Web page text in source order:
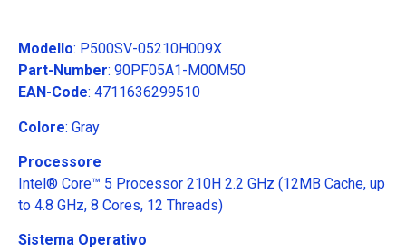
Modello: P500SV-05210H009X
Part-Number: 90PF05A1-M00M50
EAN-Code: 4711636299510
Colore: Gray
Processore
Intel® Core™ 5 Processor 210H 2.2 GHz (12MB Cache, up
to 4.8 GHz, 8 Cores, 12 Threads)
Sistema Operativo